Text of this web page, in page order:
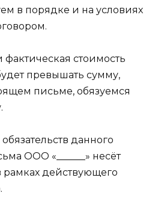
в порядке и на условиях
фактическая стоимость
превышать сумму,
письме, обязуемся
данного
ООО «______» несёт
рамках действующего